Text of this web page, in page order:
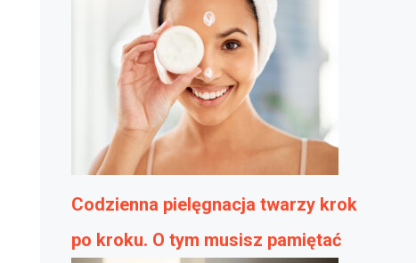
Codzienna pielęgnacja twarzy krok
po kroku. O tym musisz pamiętać